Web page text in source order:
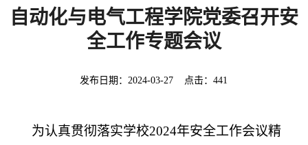
自动化与电气工程学院党委召开安
全工作专题会议
发布日期：2024-03-27 点击：441
为认真贯彻落实学校2024年安全工作会议精